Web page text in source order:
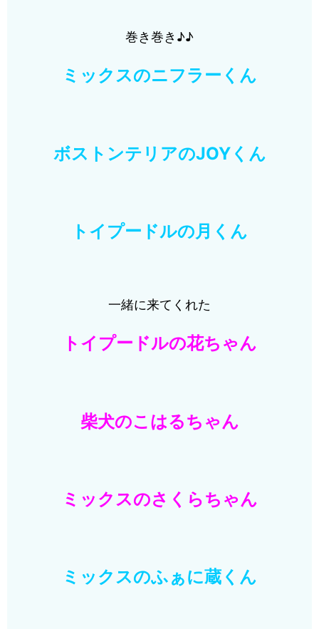
巻き巻き♪♪
ミックスのニフラーくん
ボストンテリアのJOYくん
トイプードルの月くん
一緒に来てくれた
トイプードルの花ちゃん
柴犬のこはるちゃん
ミックスのさくらちゃん
ミックスのふぁに蔵くん